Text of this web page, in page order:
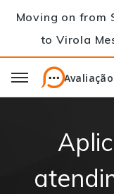
Moving on from
to Virola